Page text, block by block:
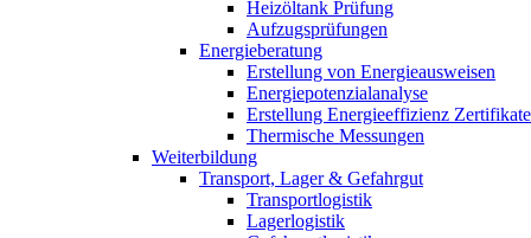
Heizöltank Prüfung
Aufzugsprüfungen
Energieberatung
Erstellung von Energieausweisen
Energiepotenzialanalyse
Erstellung Energieeffizienz Zertifikate
Thermische Messungen
Weiterbildung
Transport, Lager & Gefahrgut
Transportlogistik
Lagerlogistik